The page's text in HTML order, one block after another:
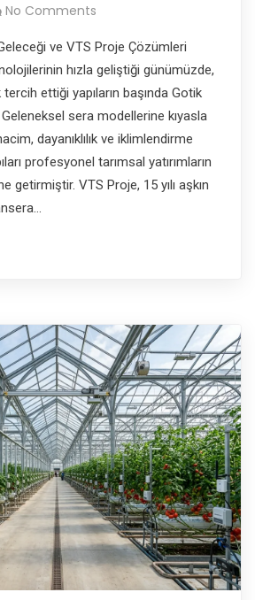
No Comments
ve VTS Proje Çözümleri
hızla geliştiği günümüzde,
ettiği yapıların başında Gotik
sera modellerine kıyasla
dayanıklılık ve iklimlendirme
profesyonel tarımsal yatırımların
getirmiştir. VTS Proje, 15 yılı aşkın